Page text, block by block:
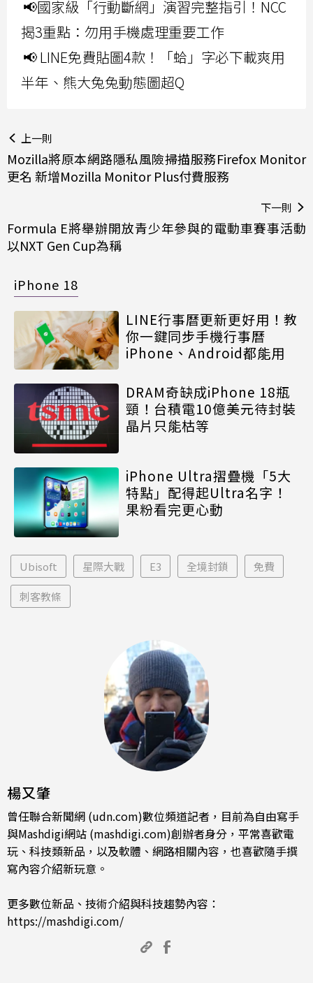
📢國家級「行動斷網」演習完整指引！NCC
揭3重點：勿用手機處理重要工作
📢 LINE免費貼圖4款！「蛤」字必下載爽用
半年、熊大兔兔動態圖超Q
上一則
Mozilla將原本網路隱私風險掃描服務Firefox Monitor
更名 新增Mozilla Monitor Plus付費服務
下一則
Formula E將舉辦開放青少年參與的電動車賽事活動
以NXT Gen Cup為稱
iPhone 18
LINE行事曆更新更好用！教
你一鍵同步手機行事曆
iPhone、Android都能用
DRAM奇缺成iPhone 18瓶
頸！台積電10億美元待封裝
晶片只能枯等
iPhone Ultra摺疊機「5大
特點」配得起Ultra名字！
果粉看完更心動
Ubisoft 星際大戰 E3 全境封鎖 免費
刺客教條
楊又肇
曾任聯合新聞網 (udn.com)數位頻道記者，目前為自由寫手
與Mashdigi網站 (mashdigi.com)創辦者身分，平常喜歡電
玩、科技類新品，以及軟體、網路相關內容，也喜歡隨手撰
寫內容介紹新玩意。
更多數位新品、技術介紹與科技趨勢內容：
https://mashdigi.com/